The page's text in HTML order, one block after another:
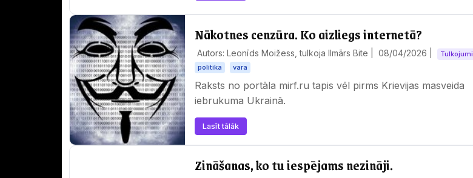
Nākotnes cenzūra. Ko aizliegs internetā?
Autors: Leonīds Moižess, tulkoja Ilmārs Bite | 08/04/2026 Tulkojumi
politika vara
Raksts no portāla mirf.ru tapis vēl pirms Krievijas masveida
iebrukuma Ukrainā.
Lasīt tālāk
Zināšanas, ko tu iespējams nezināji.